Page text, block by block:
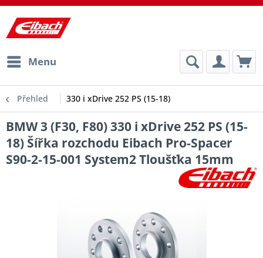
Menu
Přehled 330 i xDrive 252 PS (15-18)
BMW 3 (F30, F80) 330 i xDrive 252 PS (15-
18) Šířka rozchodu Eibach Pro-Spacer
S90-2-15-001 System2 Tloušťka 15mm